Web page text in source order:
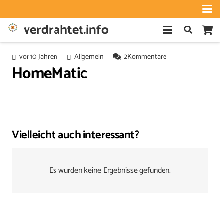
verdrahtet.info
vor 10 Jahren Allgemein 2Kommentare
HomeMatic
Vielleicht auch interessant?
Es wurden keine Ergebnisse gefunden.